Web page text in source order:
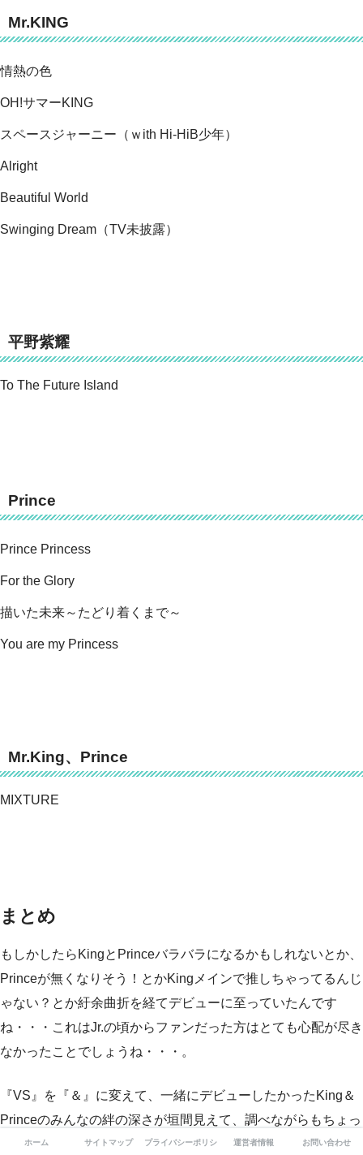
Mr.KING
情熱の色
OH!サマーKING
スペースジャーニー（ｗith Hi-HiB少年）
Alright
Beautiful World
Swinging Dream（TV未披露）
平野紫耀
To The Future Island
Prince
Prince Princess
For the Glory
描いた未来～たどり着くまで～
You are my Princess
Mr.King、Prince
MIXTURE
まとめ
もしかしたらKingとPrinceバラバラになるかもしれないとか、
Princeが無くなりそう！とかKingメインで推しちゃってるんじ
ゃない？とか紆余曲折を経てデビューに至っていたんです
ね・・・これはJr.の頃からファンだった方はとても心配が尽き
なかったことでしょうね・・・。
『VS』を『＆』に変えて、一緒にデビューしたかったKing＆
Princeのみんなの絆の深さが垣間見えて、調べながらもちょっ
とほっこりしてしまいました。
ホーム サイトマップ プライバシーポリシー 運営者情報 お問い合わせ